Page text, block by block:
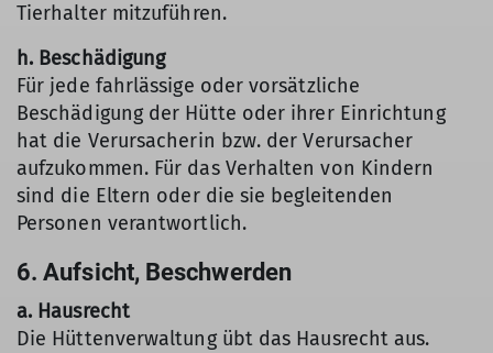
Tierhalter mitzuführen.
h. Beschädigung
Für jede fahrlässige oder vorsätzliche
Beschädigung der Hütte oder ihrer Einrichtung
hat die Verursacherin bzw. der Verursacher
aufzukommen. Für das Verhalten von Kindern
sind die Eltern oder die sie begleitenden
Personen verantwortlich.
6. Aufsicht, Beschwerden
a. Hausrecht
Die Hüttenverwaltung übt das Hausrecht aus.